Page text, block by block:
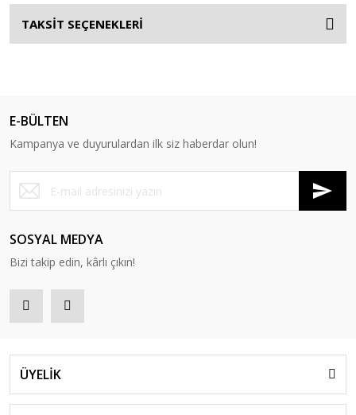
TAKSİT SEÇENEKLERİ
E-BÜLTEN
Kampanya ve duyurulardan ilk siz haberdar olun!
SOSYAL MEDYA
Bizi takip edin, kârlı çıkın!
ÜYELİK